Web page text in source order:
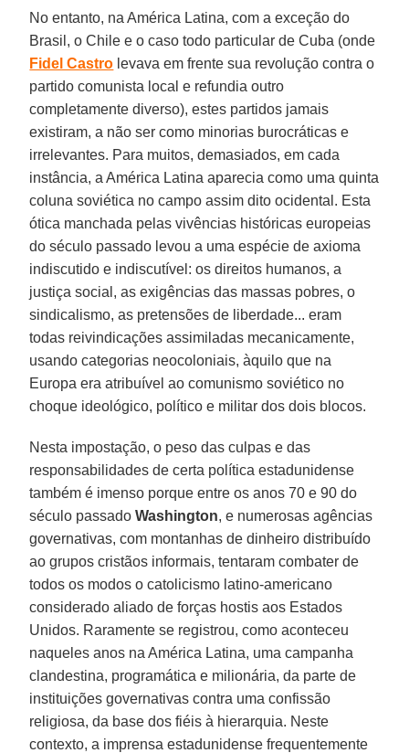
No entanto, na América Latina, com a exceção do
Brasil, o Chile e o caso todo particular de Cuba (onde
Fidel Castro levava em frente sua revolução contra o
partido comunista local e refundia outro
completamente diverso), estes partidos jamais
existiram, a não ser como minorias burocráticas e
irrelevantes. Para muitos, demasiados, em cada
instância, a América Latina aparecia como uma quinta
coluna soviética no campo assim dito ocidental. Esta
ótica manchada pelas vivências históricas europeias
do século passado levou a uma espécie de axioma
indiscutido e indiscutível: os direitos humanos, a
justiça social, as exigências das massas pobres, o
sindicalismo, as pretensões de liberdade... eram
todas reivindicações assimiladas mecanicamente,
usando categorias neocoloniais, àquilo que na
Europa era atribuível ao comunismo soviético no
choque ideológico, político e militar dos dois blocos.
Nesta impostação, o peso das culpas e das
responsabilidades de certa política estadunidense
também é imenso porque entre os anos 70 e 90 do
século passadoWashington, e numerosas agências
governativas, com montanhas de dinheiro distribuído
ao grupos cristãos informais, tentaram combater de
todos os modos o catolicismo latino-americano
considerado aliado de forças hostis aos Estados
Unidos. Raramente se registrou, como aconteceu
naqueles anos na América Latina, uma campanha
clandestina, programática e milionária, da parte de
instituições governativas contra uma confissão
religiosa, da base dos fiéis à hierarquia. Neste
contexto, a imprensa estadunidense frequentemente